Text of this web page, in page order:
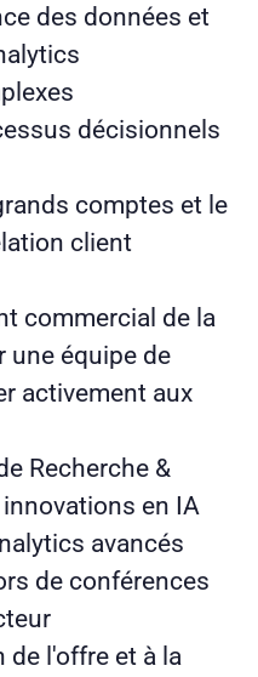
des données et
décisionnels
comptes et le
client
commercial de la
une équipe de
activement aux
Recherche &
en IA
avancés
de conférences
de l'offre et à la